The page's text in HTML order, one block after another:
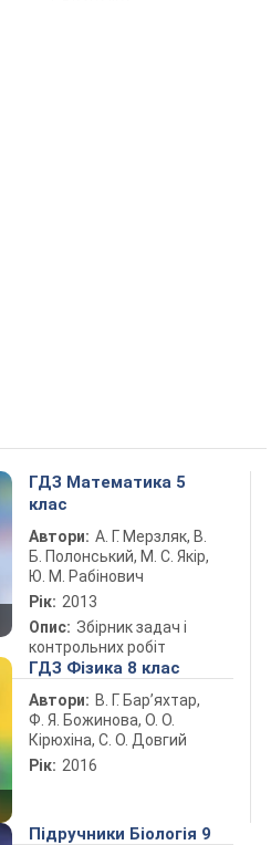
ГДЗ Математика 5
клас
Автори: А. Г. Мерзляк, В.
Б. Полонський, М. С. Якір,
Ю. М. Рабінович
Рік: 2013
Опис: Збірник задач і
контрольних робіт
ГДЗ Фізика 8 клас
Автори: В. Г. Бар’яхтар,
Ф. Я. Божинова, О. О.
Кірюхіна, С. О. Довгий
Рік: 2016
Підручники Біологія 9